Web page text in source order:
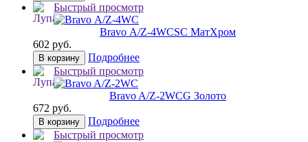
Быстрый просмотр
Bravo А/Z-4WCSC МатХром
602 руб.
В корзину
Подробнее
Быстрый просмотр
Bravo A/Z-2WCG Золото
672 руб.
В корзину
Подробнее
Быстрый просмотр